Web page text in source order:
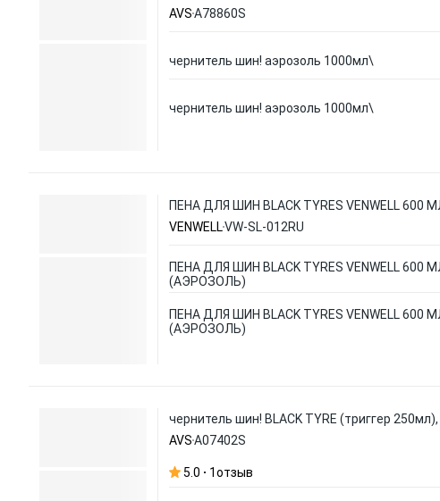
AVSA78860S
чернитель шин! аэрозоль 1000мл\
чернитель шин! аэрозоль 1000мл\
ПЕНА ДЛЯ ШИН BLACK TYRES VENWELL
VENWELLVW-SL-012RU
ПЕНА ДЛЯ ШИН BLACK TYRES VENWELL 600
(АЭРОЗОЛЬ)
ПЕНА ДЛЯ ШИН BLACK TYRES VENWELL 600
(АЭРОЗОЛЬ)
чернитель шин! BLACK TYRE (триггер
AVSA07402S
5.0 1отзыв